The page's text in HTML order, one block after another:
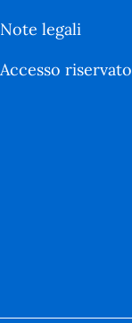
Note legali
Accesso riservato